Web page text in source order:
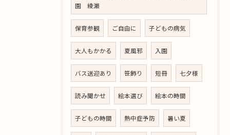
園 綾瀬
保育参観 ご自由に 子どもの病気
大人もかかる 夏風邪 入園
バス送迎あり 笹飾り 短冊 七夕様
読み聞かせ 絵本選び 絵本の時間
子どもの時間 熱中症予防 暑い夏